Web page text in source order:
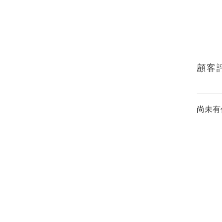
顧客
尚未